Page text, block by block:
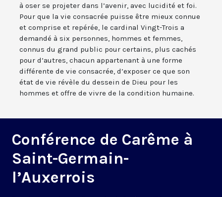
à oser se projeter dans l’avenir, avec lucidité et foi.
Pour que la vie consacrée puisse être mieux connue
et comprise et repérée, le cardinal Vingt-Trois a
demandé à six personnes, hommes et femmes,
connus du grand public pour certains, plus cachés
pour d’autres, chacun appartenant à une forme
différente de vie consacrée, d’exposer ce que son
état de vie révèle du dessein de Dieu pour les
hommes et offre de vivre de la condition humaine.
Conférence de Carême à
Saint-Germain-
l’Auxerrois